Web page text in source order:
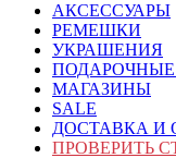
АКСЕССУАРЫ
РЕМЕШКИ
УКРАШЕНИЯ
МАГАЗИНЫ
SALE
ДОСТАВКА И
ПРОВЕРИТЬ